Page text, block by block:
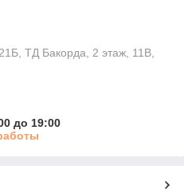
ТД Бакорда, 2 этаж, 11В,
до 19:00